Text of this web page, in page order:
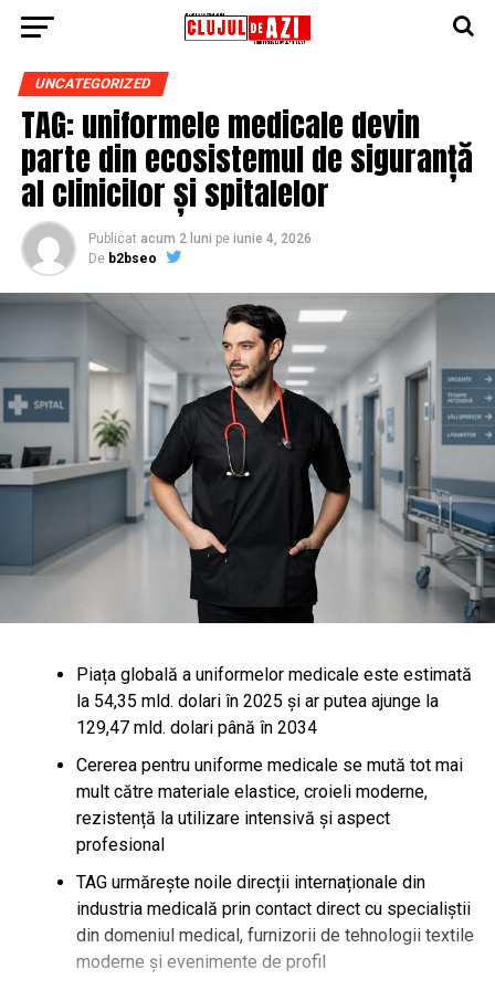
UNCATEGORIZED
TAG: uniformele medicale devin
parte din ecosistemul de siguranță
al clinicilor și spitalelor
Publicat acum 2 luni pe iunie 4, 2026
De b2bseo
Piața globală a uniformelor medicale este estimată
la 54,35 mld. dolari în 2025 și ar putea ajunge la
129,47 mld. dolari până în 2034
Cererea pentru uniforme medicale se mută tot mai
mult către materiale elastice, croieli moderne,
rezistență la utilizare intensivă și aspect
profesional
TAG urmărește noile direcții internaționale din
industria medicală prin contact direct cu specialiștii
din domeniul medical, furnizorii de tehnologii textile
moderne și evenimente de profil